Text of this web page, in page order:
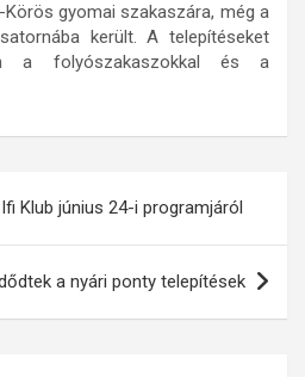
gyomai szakaszára, még a
került. A telepítéseket
a folyószakaszokkal és a
Klub június 24-i programjáról
a nyári ponty telepítések